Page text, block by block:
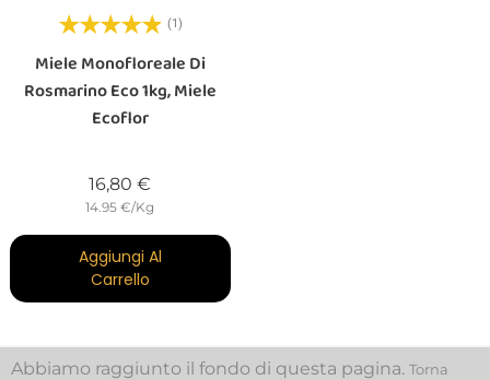
(1)
Miele Monofloreale Di
Rosmarino Eco 1kg, Miele
Ecoflor
16,80 €
14.95 €/Kg
Aggiungi Al
Carrello
Abbiamo raggiunto il fondo di questa pagina. Torna